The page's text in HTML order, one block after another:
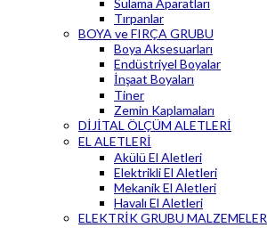
Tırpanlar
BOYA ve FIRÇA GRUBU
Boya Aksesuarları
Endüstriyel Boyalar
İnşaat Boyaları
Tiner
Zemin Kaplamaları
DİJİTAL ÖLÇÜM ALETLERİ
EL ALETLERİ
Akülü El Aletleri
Elektrikli El Aletleri
Mekanik El Aletleri
Havalı El Aletleri
ELEKTRİK GRUBU MALZEMELER